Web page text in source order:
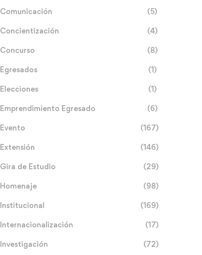
Comunicación (5)
Concientización (4)
Concurso (8)
Egresados (1)
Elecciones (1)
Emprendimiento Egresado (6)
Evento (167)
Extensión (146)
Gira de Estudio (29)
Homenaje (98)
Institucional (169)
Internacionalización (17)
Investigación (72)